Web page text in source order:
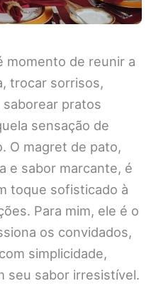
momento de reunir a
trocar sorrisos,
pratos
sensação de
O magret de pato,
e sabor marcante, é
toque sofisticado à
Para mim, ele é o
os convidados,
simplicidade,
seu sabor irresistível.